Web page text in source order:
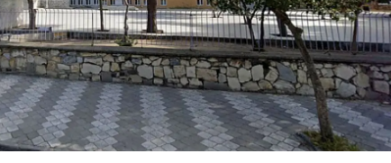
Bartın
Ardahan
Iğdır
Yalova